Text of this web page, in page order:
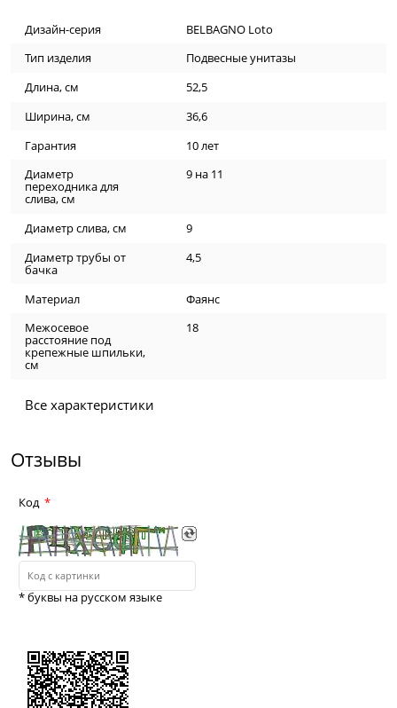
Дизайн-серия
BELBAGNO Loto
Тип изделия
Подвесные унитазы
Длина, см
52,5
Ширина, см
36,6
Гарантия
10 лет
Диаметр
переходника для
слива, см
9 на 11
Диаметр слива, см
9
Диаметр трубы от
бачка
4,5
Материал
Фаянс
Межосевое
расстояние под
крепежные шпильки,
см
18
Все характеристики
Отзывы
Код
* буквы на русском языке